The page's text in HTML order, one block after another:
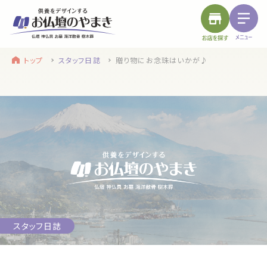
お近くのお店を探す
浜松店
サイトメニュー
トップ
やまきについて
service
静岡のお盆
盆提灯・初盆で使う品・その他お盆用品
main service
トップ スタッフ日誌 贈り物にお念珠はいかが♪
スタッフ日誌